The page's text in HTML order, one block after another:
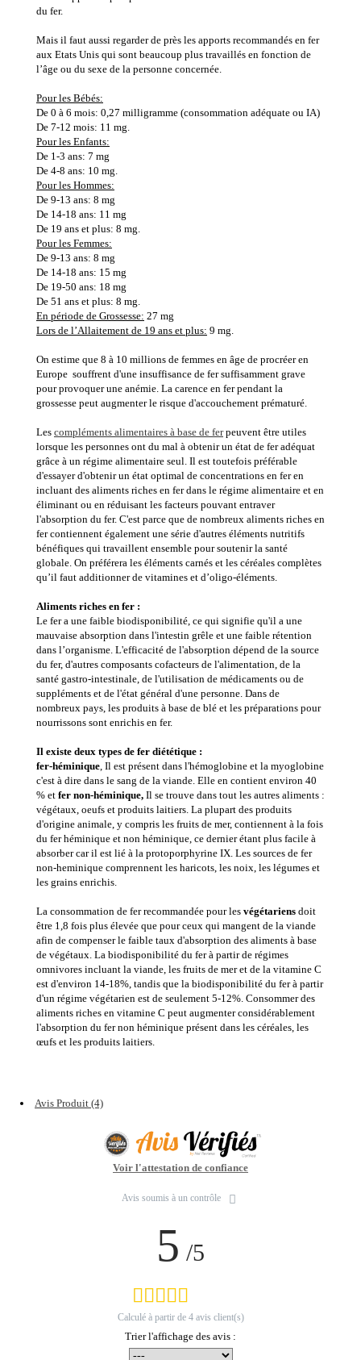
du fer.
Mais il faut aussi regarder de près les apports recommandés en fer
aux Etats Unis qui sont beaucoup plus travaillés en fonction de
l’âge ou du sexe de la personne concernée.
Pour les Bébés:
De 0 à 6 mois: 0,27 milligramme (consommation adéquate ou IA)
De 7-12 mois: 11 mg.
Pour les Enfants:
De 1-3 ans: 7 mg
De 4-8 ans: 10 mg.
Pour les Hommes:
De 9-13 ans: 8 mg
De 14-18 ans: 11 mg
De 19 ans et plus: 8 mg.
Pour les Femmes:
De 9-13 ans: 8 mg
De 14-18 ans: 15 mg
De 19-50 ans: 18 mg
De 51 ans et plus: 8 mg.
En période de Grossesse: 27 mg
Lors de l’Allaitement de 19 ans et plus: 9 mg.
On estime que 8 à 10 millions de femmes en âge de procréer en
Europe souffrent d'une insuffisance de fer suffisamment grave
pour provoquer une anémie. La carence en fer pendant la
grossesse peut augmenter le risque d'accouchement prématuré.
Les compléments alimentaires à base de ferpeuvent être utiles
lorsque les personnes ont du mal à obtenir un état de fer adéquat
grâce à un régime alimentaire seul. Il est toutefois préférable
d'essayer d'obtenir un état optimal de concentrations en fer en
incluant des aliments riches en fer dans le régime alimentaire et en
éliminant ou en réduisant les facteurs pouvant entraver
l'absorption du fer. C'est parce que de nombreux aliments riches en
fer contiennent également une série d'autres éléments nutritifs
bénéfiques qui travaillent ensemble pour soutenir la santé
globale. On préférera les éléments carnés et les céréales complètes
qu’il faut additionner de vitamines et d’oligo-éléments.
Aliments riches en fer :
Le fer a une faible biodisponibilité, ce qui signifie qu'il a une
mauvaise absorption dans l'intestin grêle et une faible rétention
dans l’organisme. L'efficacité de l'absorption dépend de la source
du fer, d'autres composants cofacteurs de l'alimentation, de la
santé gastro-intestinale, de l'utilisation de médicaments ou de
suppléments et de l'état général d'une personne. Dans de
nombreux pays, les produits à base de blé et les préparations pour
nourrissons sont enrichis en fer.
Il existe deux types de fer diététique :
fer-héminique, Il est présent dans l'hémoglobine et la myoglobine
c'est à dire dans le sang de la viande. Elle en contient environ 40
% et fer non-héminique, Il se trouve dans tout les autres aliments :
végétaux, oeufs et produits laitiers. La plupart des produits
d'origine animale, y compris les fruits de mer, contiennent à la fois
du fer héminique et non héminique, ce dernier étant plus facile à
absorber car il est lié à la protoporphyrine IX. Les sources de fer
non-heminique comprennent les haricots, les noix, les légumes et
les grains enrichis.
La consommation de fer recommandée pour les végétariens doit
être 1,8 fois plus élevée que pour ceux qui mangent de la viande
afin de compenser le faible taux d'absorption des aliments à base
de végétaux. La biodisponibilité du fer à partir de régimes
omnivores incluant la viande, les fruits de mer et de la vitamine C
est d'environ 14-18%, tandis que la biodisponibilité du fer à partir
d'un régime végétarien est de seulement 5-12%. Consommer des
aliments riches en vitamine C peut augmenter considérablement
l'absorption du fer non héminique présent dans les céréales, les
œufs et les produits laitiers.
Avis Produit (4)
Voir l'attestation de confiance
Avis soumis à un contrôle
5 /5
Calculé à partir de 4avis client(s)
Trier l'affichage des avis :